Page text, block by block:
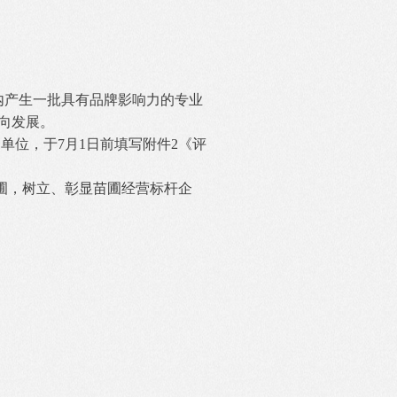
产生一批具有品牌影响力的专业
发展。
位，于7月1日前填写附件2《评
，树立、彰显苗圃经营标杆企